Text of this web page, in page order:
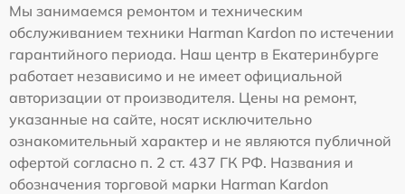
Мы занимаемся ремонтом и техническим
обслуживанием техники Harman Kardon по истечении
гарантийного периода. Наш центр в Екатеринбурге
работает независимо и не имеет официальной
авторизации от производителя. Цены на ремонт,
указанные на сайте, носят исключительно
ознакомительный характер и не являются публичной
офертой согласно п. 2 ст. 437 ГК РФ. Названия и
обозначения торговой марки Harman Kardon